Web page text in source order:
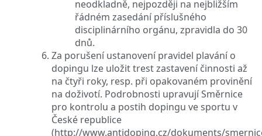
neodkladně, nejpozději na nejbližším
řádném zasedání příslušného
disciplinárního orgánu, zpravidla do 30
dnů.
Za porušení ustanovení pravidel plavání o
dopingu lze uložit trest zastavení činnosti až
na čtyři roky, resp. při opakovaném provinění
na doživotí. Podrobnosti upravují Směrnice
pro kontrolu a postih dopingu ve sportu v
České republice
(http://www.antidoping.cz/dokuments/